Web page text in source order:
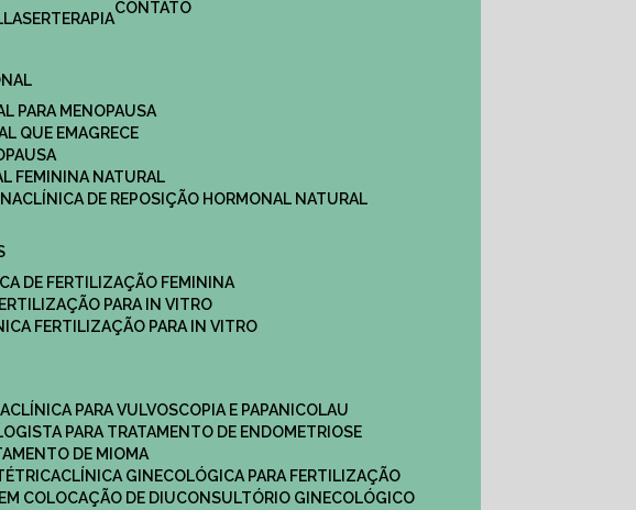
LASERTERAPIA
CONTATO
PARA MENOPAUSA
QUE EMAGRECE
FEMININA NATURAL
CLÍNICA DE REPOSIÇÃO HORMONAL NATURAL
DE FERTILIZAÇÃO FEMININA
PARA IN VITRO
FERTILIZAÇÃO PARA IN VITRO
CLÍNICA PARA VULVOSCOPIA E PAPANICOLAU
PARA TRATAMENTO DE ENDOMETRIOSE
DE MIOMA
CLÍNICA GINECOLÓGICA PARA FERTILIZAÇÃO
COLOCAÇÃO DE DIU
CONSULTÓRIO GINECOLÓGICO